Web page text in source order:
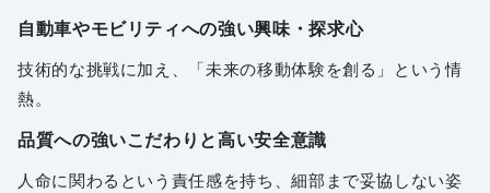
自動車やモビリティへの強い興味・探求心
技術的な挑戦に加え、「未来の移動体験を創る」という情
熱。
品質への強いこだわりと高い安全意識
人命に関わるという責任感を持ち、細部まで妥協しない姿